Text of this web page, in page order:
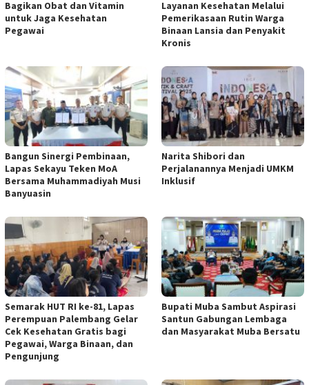
Bagikan Obat dan Vitamin
untuk Jaga Kesehatan
Pegawai
Layanan Kesehatan Melalui
Pemerikasaan Rutin Warga
Binaan Lansia dan Penyakit
Kronis
Bangun Sinergi Pembinaan,
Lapas Sekayu Teken MoA
Bersama Muhammadiyah Musi
Banyuasin
Narita Shibori dan
Perjalanannya Menjadi UMKM
Inklusif
Semarak HUT RI ke-81, Lapas
Perempuan Palembang Gelar
Cek Kesehatan Gratis bagi
Pegawai, Warga Binaan, dan
Pengunjung
Bupati Muba Sambut Aspirasi
Santun Gabungan Lembaga
dan Masyarakat Muba Bersatu